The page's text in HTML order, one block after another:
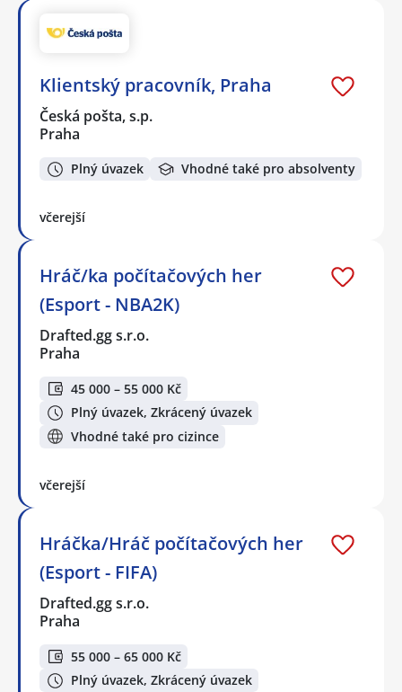
Klientský pracovník, Praha
Česká pošta, s.p.
Praha
Plný úvazek Vhodné také pro absolventy
včerejší
Hráč/ka počítačových her
(Esport - NBA2K)
Drafted.gg s.r.o.
Praha
45 000 – 55 000 Kč
Plný úvazek, Zkrácený úvazek
Vhodné také pro cizince
včerejší
Hráčka/Hráč počítačových her
(Esport - FIFA)
Drafted.gg s.r.o.
Praha
55 000 – 65 000 Kč
Plný úvazek, Zkrácený úvazek